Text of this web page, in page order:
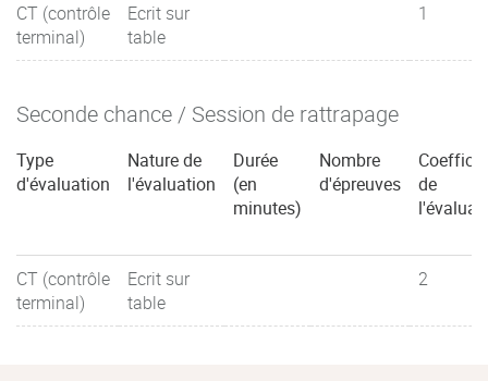
CT (contrôle
terminal)
Ecrit sur
table
1
Seconde chance / Session de rattrapage
Type
d'évaluation
Nature de
l'évaluation
Durée
(en
minutes)
Nombre
d'épreuves
de
CT (contrôle
terminal)
Ecrit sur
table
2